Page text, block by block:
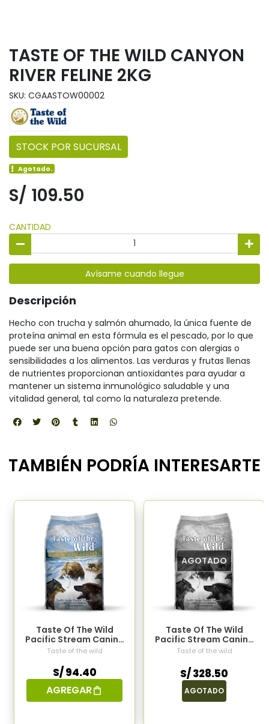
TASTE OF THE WILD CANYON
RIVER FELINE 2KG
SKU: CGAASTOW00002
STOCK POR SUCURSAL
Agotado.
S/ 109.50
CANTIDAD
Avísame cuando llegue
Descripción
Hecho con trucha y salmón ahumado, la única fuente de
proteína animal en esta fórmula es el pescado, por lo que
puede ser una buena opción para gatos con alergias o
sensibilidades a los alimentos. Las verduras y frutas llenas
de nutrientes proporcionan antioxidantes para ayudar a
mantener un sistema inmunológico saludable y una
vitalidad general, tal como la naturaleza pretende.
TAMBIÉN PODRÍA INTERESARTE
Taste Of The Wild
Pacific Stream Canine
2kg
Taste of the wild
S/ 94.40
AGREGAR
AGOTADO
Taste Of The Wild
Pacific Stream Canine
12.2kg
Taste of the wild
S/ 328.50
AGOTADO